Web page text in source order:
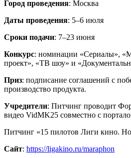
Город проведения: Москва
Даты проведения: 5–6 июля
Сроки подачи: 7–23 июня
Конкурс: номинации «Сериалы»,
проект», «ТВ шоу» и
Приз: подписание соглашений с
производство продукта.
Учредители: Питчинг проводит
видео VidMK25 совместно с
Питчинг «15 пилотов Лиги кино.
Сайт: https://ligakino.ru/maraphon